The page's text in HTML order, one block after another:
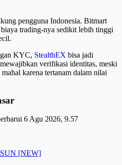
pengguna Indonesia. Bitmart
trading-nya sedikit lebih tinggi
KYC, StealthEX bisa jadi
verifikasi identitas, meski
karena tertanam dalam nilai
6 Agu 2026, 9.57
SUN [NEW]